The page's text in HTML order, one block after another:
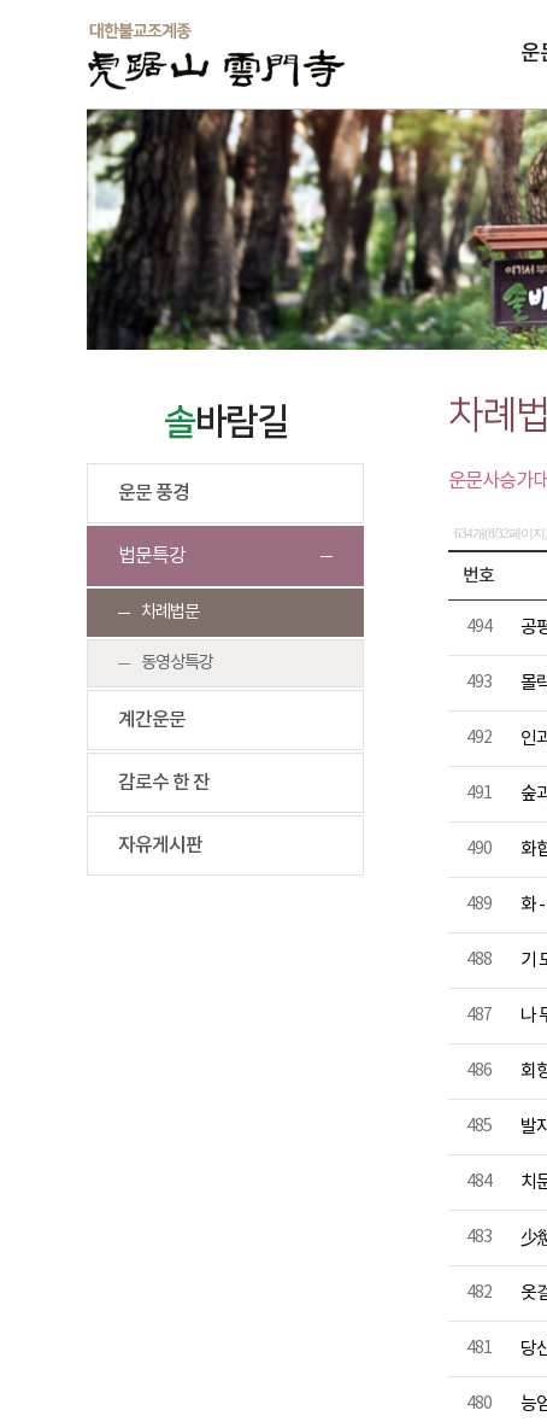
운
솔
솔바람길
운문 풍경
법문특강
차례법문
동영상특강
계간운문
감로수 한 잔
자유게시판
차례
운문사승가
634개(8/32페이지)
번호
494 공
493 몰
492 인
491 숲
490 화
489 화
488 기
487 나
486 회
485 발
484 치
483 少
482 옷
481 당
480 능